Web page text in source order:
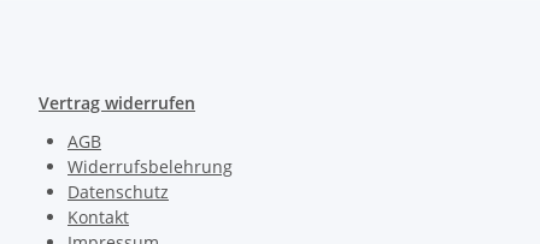
Vertrag widerrufen
AGB
Widerrufsbelehrung
Datenschutz
Kontakt